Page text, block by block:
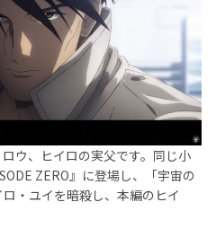
ウ、ヒイロの実父です。同じ小
ZERO』に登場し、「宇宙の
・ユイを暗殺し、本編のヒイ